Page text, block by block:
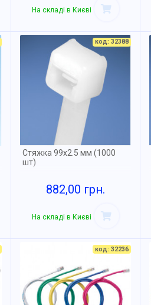
На складі в Києві
код: 32388
Стяжка 99х2.5 мм (1000
шт)
882,00 грн.
На складі в Києві
код: 32236